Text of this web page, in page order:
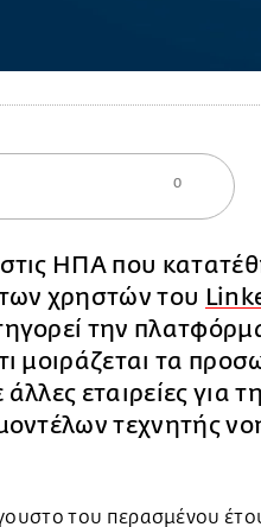
0
ΗΠΑ που
χρηστών του
την
μοιράζεται τα
εταιρείες για
τεχνητής
του περασμένου